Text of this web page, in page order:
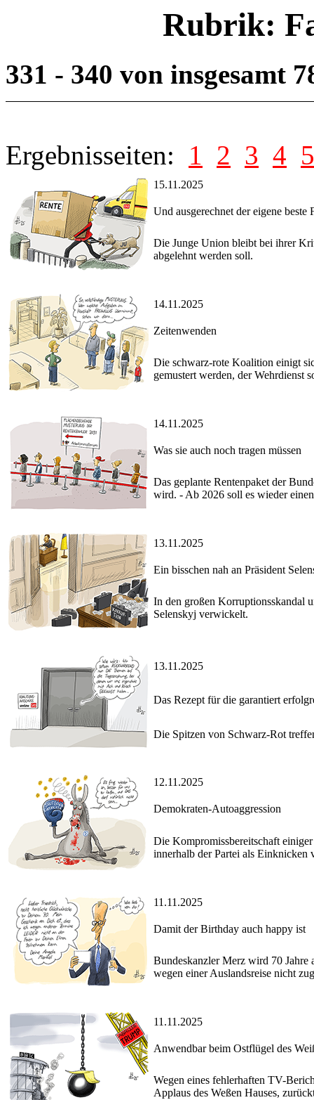
Rubrik:
331 - 340 von insgesamt
Ergebnisseiten: 1 2 3 4 5
15.11.2025
Und ausgerechnet der eigene beste
Die Junge Union bleibt bei ihrer
abgelehnt werden soll.
14.11.2025
Zeitenwenden
Die schwarz-rote Koalition einigt
gemustert werden, der Wehrdienst
14.11.2025
Was sie auch noch tragen müssen
Das geplante Rentenpaket der
wird. - Ab 2026 soll es wieder
13.11.2025
Ein bisschen nah an Präsident
In den großen Korruptionsskandal
Selenskyj verwickelt.
13.11.2025
Das Rezept für die garantiert
Die Spitzen von Schwarz-Rot
12.11.2025
Demokraten-Autoaggression
Die Kompromissbereitschaft
innerhalb der Partei als Einknicken
11.11.2025
Damit der Birthday auch happy ist
Bundeskanzler Merz wird 70
wegen einer Auslandsreise nicht
11.11.2025
Anwendbar beim Ostflügel des
Wegen eines fehlerhaften TV-
Applaus des Weßen Hauses,